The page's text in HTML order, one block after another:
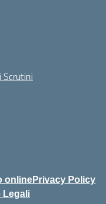
Scrutini
onlinePrivacy Policy
Legali